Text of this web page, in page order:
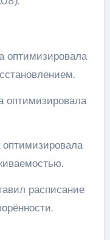
оптимизировала
расписание